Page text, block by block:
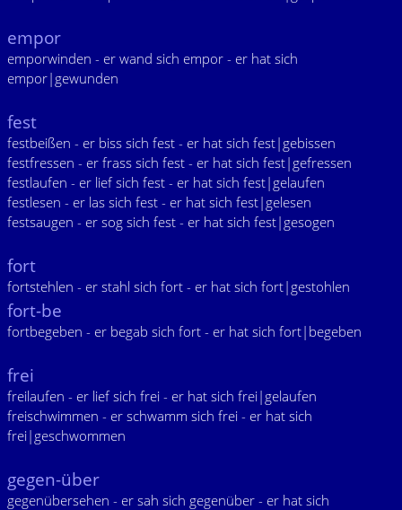
empor
emporwinden - er wand sich empor - er hat sich
empor|gewunden
fest
festbeißen - er biss sich fest - er hat sich fest|gebissen
festfressen - er frass sich fest - er hat sich fest|gefressen
festlaufen - er lief sich fest - er hat sich fest|gelaufen
festlesen - er las sich fest - er hat sich fest|gelesen
festsaugen - er sog sich fest - er hat sich fest|gesogen
fort
fortstehlen - er stahl sich fort - er hat sich fort|gestohlen
fort-be
fortbegeben - er begab sich fort - er hat sich fort|begeben
frei
freilaufen - er lief sich frei - er hat sich frei|gelaufen
freischwimmen - er schwamm sich frei - er hat sich
frei|geschwommen
gegen-über
gegenübersehen - er sah sich gegenüber - er hat sich